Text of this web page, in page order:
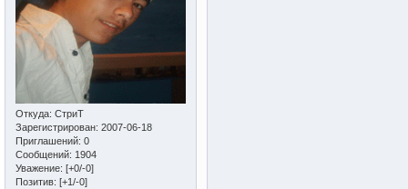
Откуда: СтриТ
Зарегистрирован: 2007-06-18
Приглашений: 0
Сообщений: 1904
Уважение: [+0/-0]
Позитив: [+1/-0]